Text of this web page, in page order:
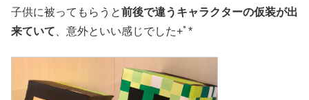
子供に被ってもらうと前後で違うキャラクターの仮装が出
来ていて、意外といい感じでした+ﾟ*